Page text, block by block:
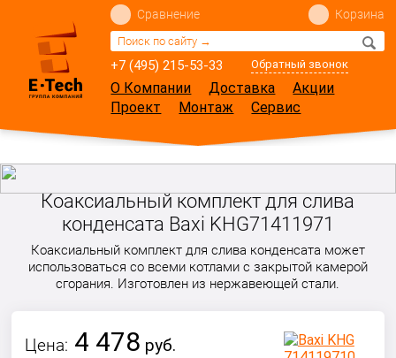
+7 (495) 215-53-33 Обратный звонок
Сравнение Корзина
О Компании Доставка
Акции
Проект
Монтаж Сервис
Коаксиальный комплект для слива
конденсата Baxi KHG71411971
Коаксиальный комплект для слива конденсата может
использоваться со всеми котлами с закрытой камерой
сгорания. Изготовлен из нержавеющей стали.
Цена: 4 478 руб.